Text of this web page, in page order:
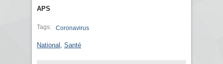
APS
Tags: Coronavirus
National Santé